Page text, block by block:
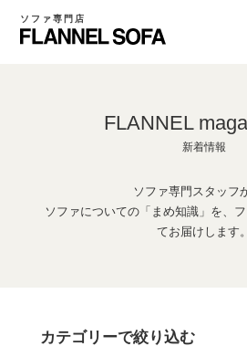
ソファ専門店
FLANNEL
新着情報
ソファ専門スタッフ
ソファについての「まめ知識」を、
てお届けします。
カテゴリーで絞り込む